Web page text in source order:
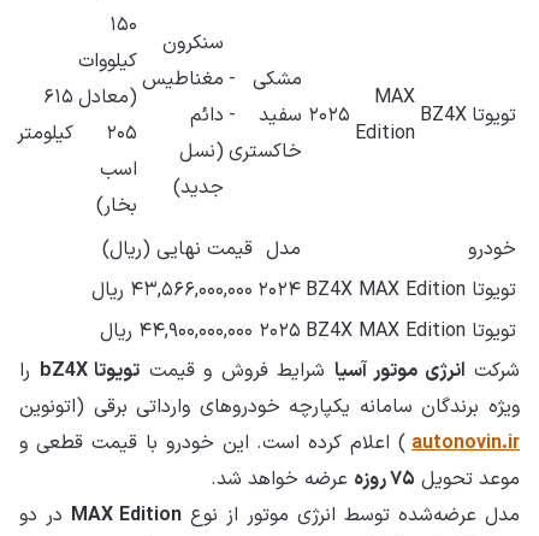
تویوتا BZ4X
MAX
Edition
۲۰۲۵
مشکی -
سفید -
خاکستری
سنکرون
مغناطیس
دائم
(نسل
جدید)
۱۵۰
کیلووات
(معادل
۲۰۵
اسب
بخار)
۶۱۵
کیلومتر
خودرو مدل قیمت نهایی (ریال)
تویوتا BZ4X MAX Edition
۲۰۲۴ ۴۳,۵۶۶,۰۰۰,۰۰۰ ریال
تویوتا BZ4X MAX Edition
۲۰۲۵ ۴۴,۹۰۰,۰۰۰,۰۰۰ ریال
شرکت انرژی موتور آسیا شرایط فروش و قیمت تویوتا bZ4X
را
ویژه برندگان سامانه یکپارچه خودروهای وارداتی برقی (اتونوین
autonovin.ir ) اعلام کرده است. این خودرو با قیمت قطعی و
موعد تحویل ۷۵ روزه
عرضه خواهد شد.
مدل عرضه‌شده توسط انرژی موتور از نوع MAX Edition در دو